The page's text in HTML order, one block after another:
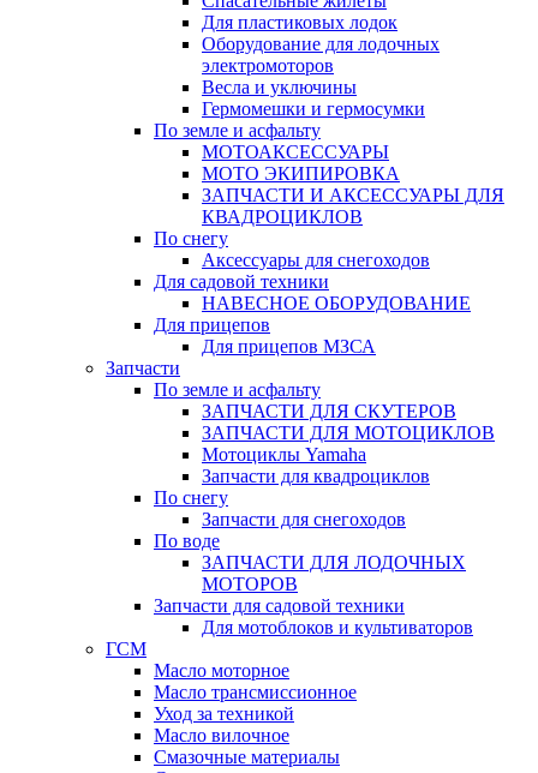
Для пластиковых лодок
Оборудование для лодочных
электромоторов
Весла и уключины
Гермомешки и гермосумки
По земле и асфальту
МОТОАКСЕССУАРЫ
МОТО ЭКИПИРОВКА
ЗАПЧАСТИ И АКСЕССУАРЫ ДЛЯ
КВАДРОЦИКЛОВ
По снегу
Аксессуары для снегоходов
Для садовой техники
НАВЕСНОЕ ОБОРУДОВАНИЕ
Для прицепов
Для прицепов МЗСА
Запчасти
По земле и асфальту
ЗАПЧАСТИ ДЛЯ СКУТЕРОВ
ЗАПЧАСТИ ДЛЯ МОТОЦИКЛОВ
Мотоциклы Yamaha
Запчасти для квадроциклов
По снегу
Запчасти для снегоходов
По воде
ЗАПЧАСТИ ДЛЯ ЛОДОЧНЫХ
МОТОРОВ
Запчасти для садовой техники
Для мотоблоков и культиваторов
ГСМ
Масло моторное
Масло трансмиссионное
Уход за техникой
Масло вилочное
Смазочные материалы